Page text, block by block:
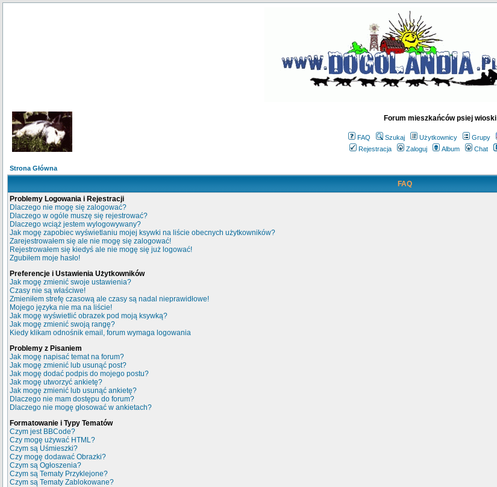
Forum mieszkańców psiej wioski
FAQ Szukaj Użytkownicy Grupy
Rejestracja
Zaloguj Album Chat
Strona Główna
FAQ
Problemy Logowania i Rejestracji
Dlaczego nie mogę się zalogować?
Dlaczego w ogóle muszę się rejestrować?
Dlaczego wciąż jestem wylogowywany?
Jak mogę zapobiec wyświetlaniu mojej ksywki na liście obecnych użytkowników?
Zarejestrowałem się ale nie mogę się zalogować!
Rejestrowałem się kiedyś ale nie mogę się już logować!
Zgubiłem moje hasło!
Preferencje i Ustawienia Użytkowników
Jak mogę zmienić swoje ustawienia?
Czasy nie są właściwe!
Zmieniłem strefę czasową ale czasy są nadal nieprawidłowe!
Mojego języka nie ma na liście!
Jak mogę wyświetlić obrazek pod moją ksywką?
Jak mogę zmienić swoją rangę?
Kiedy klikam odnośnik email, forum wymaga logowania
Problemy z Pisaniem
Jak mogę napisać temat na forum?
Jak mogę zmienić lub usunąć post?
Jak mogę dodać podpis do mojego postu?
Jak mogę utworzyć ankietę?
Jak mogę zmienić lub usunąć ankietę?
Dlaczego nie mam dostępu do forum?
Dlaczego nie mogę głosować w ankietach?
Formatowanie i Typy Tematów
Czym jest BBCode?
Czy mogę używać HTML?
Czym są Uśmieszki?
Czy mogę dodawać Obrazki?
Czym są Ogłoszenia?
Czym są Tematy Przyklejone?
Czym są Tematy Zablokowane?